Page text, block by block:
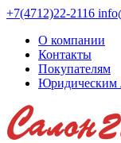
+7(4712)22-2116
О компании
Контакты
Покупателям
Юридическим